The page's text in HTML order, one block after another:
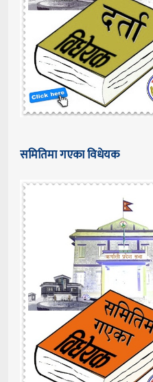
समितिमा गएका विधेयक